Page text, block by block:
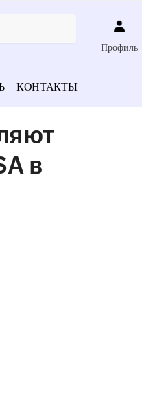
Профиль
КОНТАКТЫ
в